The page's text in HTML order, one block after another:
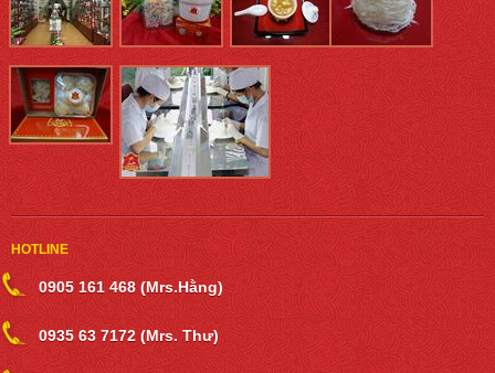
HOTLINE
0905 161 468 (Mrs.Hằng)
0935 63 7172 (Mrs. Thư)